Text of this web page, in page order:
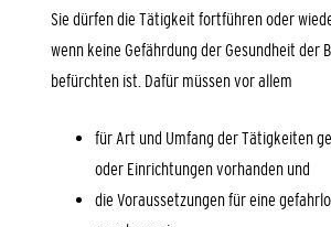
Sie dürfen die Tätigkeit fortführen oder
wenn keine Gefährdung der Gesundheit der
befürchten ist. Dafür müssen vor allem
für Art und Umfang der Tätigkeiten
oder Einrichtungen vorhanden und
die Voraussetzungen für eine